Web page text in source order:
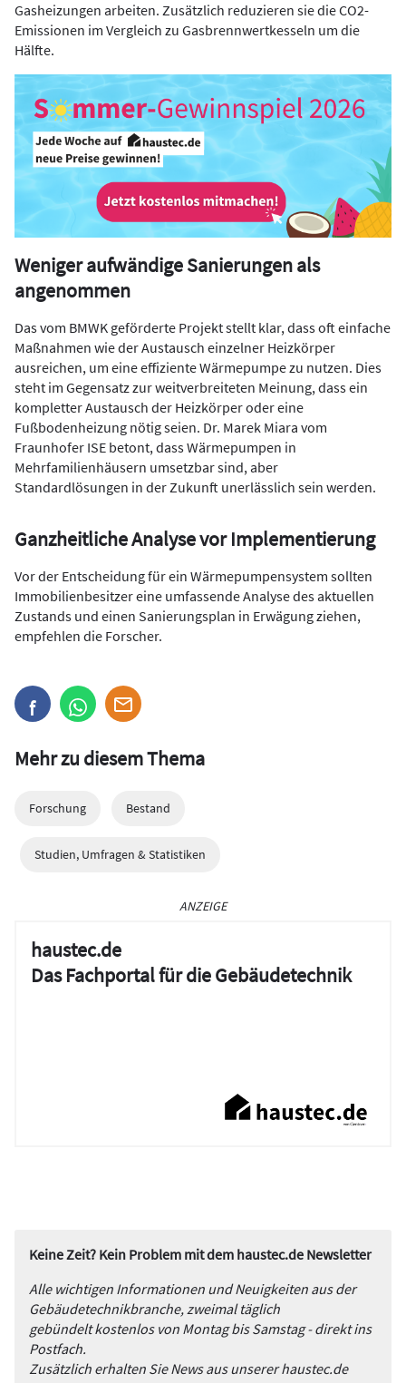
Gasheizungen arbeiten. Zusätzlich reduzieren sie die CO2-
Emissionen im Vergleich zu Gasbrennwertkesseln um die
Hälfte.
Weniger aufwändige Sanierungen als
angenommen
Das vom BMWK geförderte Projekt stellt klar, dass oft einfache
Maßnahmen wie der Austausch einzelner Heizkörper
ausreichen, um eine effiziente Wärmepumpe zu nutzen. Dies
steht im Gegensatz zur weitverbreiteten Meinung, dass ein
kompletter Austausch der Heizkörper oder eine
Fußbodenheizung nötig seien. Dr. Marek Miara vom
Fraunhofer ISE betont, dass Wärmepumpen in
Mehrfamilienhäusern umsetzbar sind, aber
Standardlösungen in der Zukunft unerlässlich sein werden.
Ganzheitliche Analyse vor Implementierung
Vor der Entscheidung für ein Wärmepumpensystem sollten
Immobilienbesitzer eine umfassende Analyse des aktuellen
Zustands und einen Sanierungsplan in Erwägung ziehen,
empfehlen die Forscher.
Mehr zu diesem Thema
Forschung Bestand
Studien, Umfragen & Statistiken
ANZEIGE
haustec.de
Das Fachportal für die Gebäudetechnik
Keine Zeit? Kein Problem mit dem haustec.de Newsletter
Alle wichtigen Informationen und Neuigkeiten aus der
Gebäudetechnikbranche, zweimal täglich
gebündelt kostenlos von Montag bis Samstag - direkt ins
Postfach.
Zusätzlich erhalten Sie News aus unserer haustec.de